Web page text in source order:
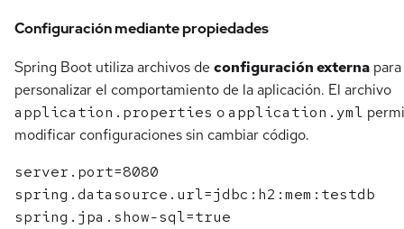
Configuración mediante propiedades
Spring Boot utiliza archivos de configuración externa para
personalizar el comportamiento de la aplicación. El archivo
application.properties oapplication.yml
modificar configuraciones sin cambiar código.
server.port=8080
spring.datasource.url=jdbc:h2:mem:testdb